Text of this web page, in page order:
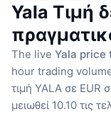
Yala Τιμή
The live Yala price
hour trading
τιμή YALA σε EUR
μειωθεί 10.10 τις